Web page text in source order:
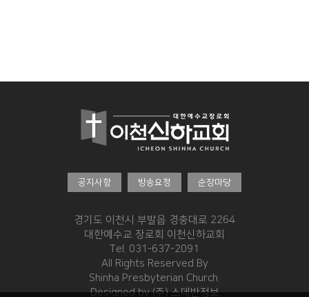
공지사항 방송요청 순장마당
경기도 이천시 부발읍 경충대로 2264
대한예수교 장로회 이천신하교회
Tel. 031-637-2091
All Rights Reserved By
Shinha Presbyterian Church.
Designed by(주) 스데반정보